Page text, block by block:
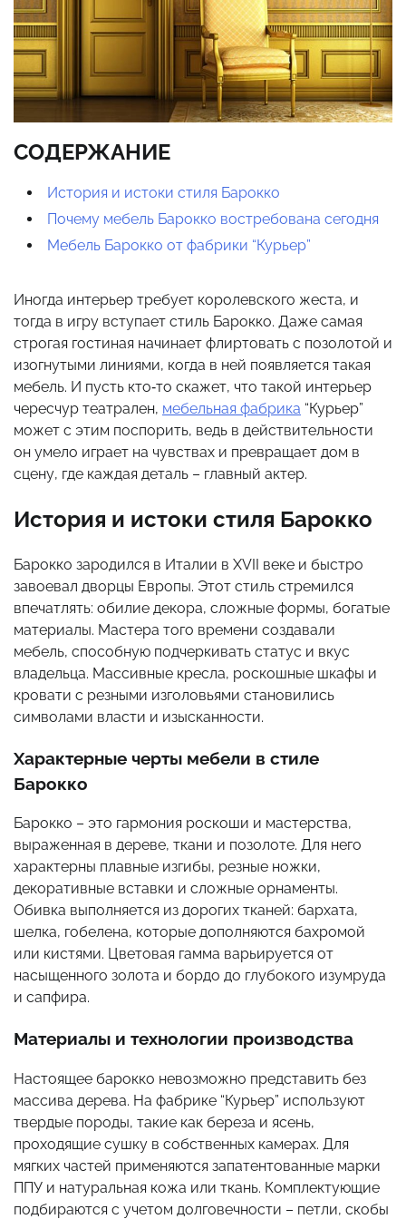
СОДЕРЖАНИЕ
История и истоки стиля Барокко
Почему мебель Барокко востребована сегодня
Мебель Барокко от фабрики “Курьер”
Иногда интерьер требует королевского жеста, и
тогда в игру вступает стиль Барокко. Даже самая
строгая гостиная начинает флиртовать с позолотой и
изогнутыми линиями, когда в ней появляется такая
мебель. И пусть кто‑то скажет, что такой интерьер
чересчур театрален, мебельная фабрика “Курьер”
может с этим поспорить, ведь в действительности
он умело играет на чувствах и превращает дом в
сцену, где каждая деталь – главный актер.
История и истоки стиля Барокко
Барокко зародился в Италии в XVII веке и быстро
завоевал дворцы Европы. Этот стиль стремился
впечатлять: обилие декора, сложные формы, богатые
материалы. Мастера того времени создавали
мебель, способную подчеркивать статус и вкус
владельца. Массивные кресла, роскошные шкафы и
кровати с резными изголовьями становились
символами власти и изысканности.
Характерные черты мебели в стиле
Барокко
Барокко – это гармония роскоши и мастерства,
выраженная в дереве, ткани и позолоте. Для него
характерны плавные изгибы, резные ножки,
декоративные вставки и сложные орнаменты.
Обивка выполняется из дорогих тканей: бархата,
шелка, гобелена, которые дополняются бахромой
или кистями. Цветовая гамма варьируется от
насыщенного золота и бордо до глубокого изумруда
и сапфира.
Материалы и технологии производства
Настоящее барокко невозможно представить без
массива дерева. На фабрике “Курьер” используют
твердые породы, такие как береза и ясень,
проходящие сушку в собственных камерах. Для
мягких частей применяются запатентованные марки
ППУ и натуральная кожа или ткань. Комплектующие
подбираются с учетом долговечности – петли, скобы